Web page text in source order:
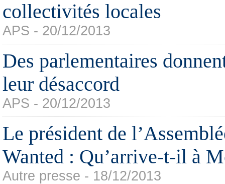
collectivités locales
APS - 20/12/2013
Des parlementaires
leur désaccord
APS - 20/12/2013
Le président de
Wanted : Qu’arrive-t-il à
Autre presse - 18/12/2013